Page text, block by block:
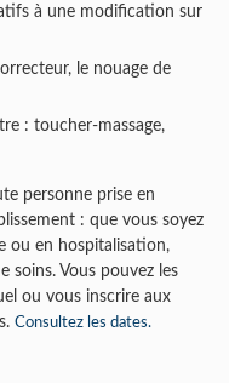
à une modification sur
le nouage de
: toucher-massage,
personne prise en
: que vous soyez
ou en hospitalisation,
soins. Vous pouvez les
ou vous inscrire aux
Consultez les dates.